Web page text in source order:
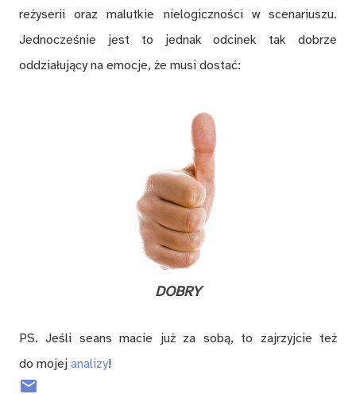
reżyserii oraz malutkie nielogiczności w scenariuszu.
Jednocześnie jest to jednak odcinek tak dobrze
oddziałujący na emocje, że musi dostać:
DOBRY
PS. Jeśli seans macie już za sobą, to zajrzyjcie też
do mojej analizy!